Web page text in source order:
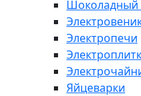
Шоколадный
Электропечи
Яйцеварки